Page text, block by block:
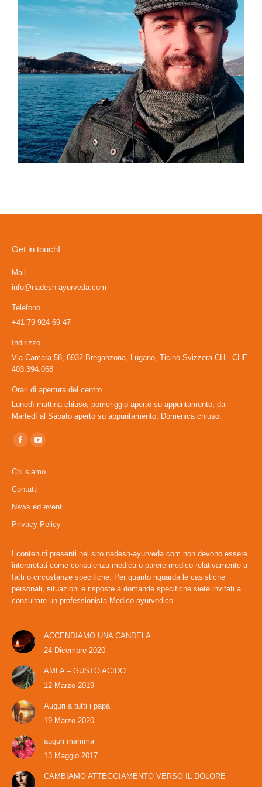
Get in touch!
Mail
info@nadesh-ayurveda.com
Telefono
+41 79 924 69 47
Indirizzo
Via Camara 58, 6932 Breganzona, Lugano, Ticino Svizzera CH - CHE-
403.394.068
Orari di apertura del centro
Lunedì mattina chiuso, pomeriggio aperto su appuntamento, da
Martedì al Sabato aperto su appuntamento, Domenica chiuso.
Ci puoi trovare su:
Facebook
opens
in
new
window
YouTube
opens
in
new
window
Chi siamo
Contatti
News ed eventi
Privacy Policy
I contenuti presenti nel sito nadesh-ayurveda.com non devono essere
interpretati come consulenza medica o parere medico relativamente a
fatti o circostanze specifiche. Per quanto riguarda le casistiche
personali, situazioni e risposte a domande specifiche siete invitati a
consultare un professionista Medico ayurvedico.
ACCENDIAMO UNA CANDELA
24 Dicembre 2020
AMLA – GUSTO ACIDO
12 Marzo 2019
Auguri a tutti i papà
19 Marzo 2020
auguri mamma
13 Maggio 2017
CAMBIAMO ATTEGGIAMENTO VERSO IL DOLORE